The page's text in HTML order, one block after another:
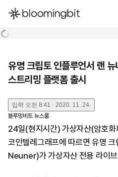
한국어
유명 크립토 인플루언서 랜
스트리밍 플랫폼 출시
입력 오전 8:41 · 2020. 11. 24.
블루밍비트 뉴스룸
24일(현지시간) 가상자산(암호화
코인텔레그래프에 따르면 유명
Neuner)가 가상자산 전용 라이